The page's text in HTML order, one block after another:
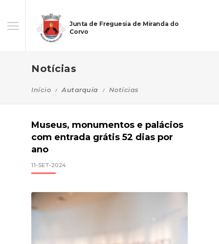
Junta de Freguesia de Miranda do
Corvo
Notícias
Início Autarquia Notícias
Museus, monumentos e palácios
com entrada grátis 52 dias por
ano
11-SET-2024